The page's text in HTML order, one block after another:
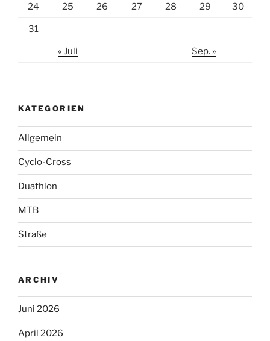
24 25 26 27 28 29 30
31
« Juli Sep. »
KATEGORIEN
Allgemein
Cyclo-Cross
Duathlon
MTB
Straße
ARCHIV
Juni 2026
April 2026